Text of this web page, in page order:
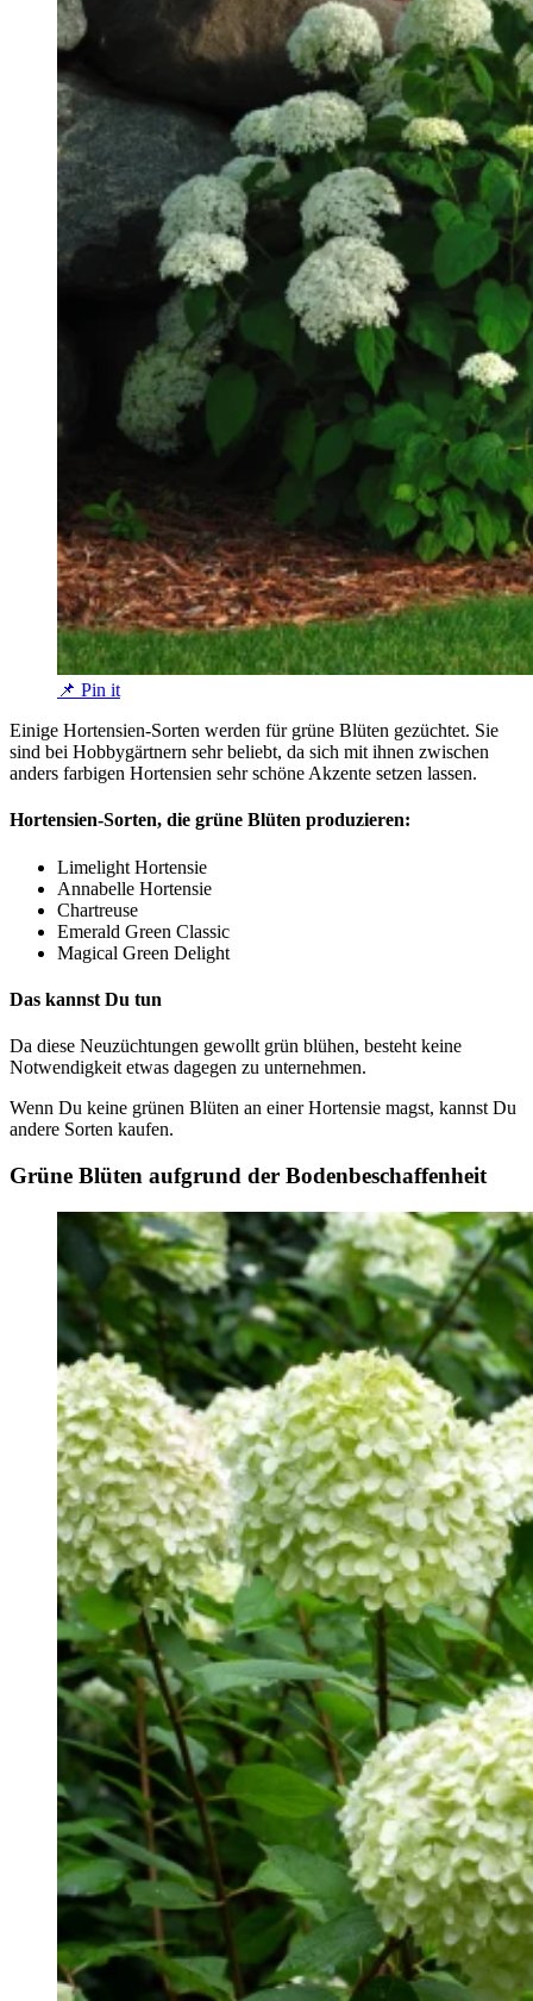
📌 Pin it
Einige Hortensien-Sorten werden für grüne Blüten gezüchtet. Sie
sind bei Hobbygärtnern sehr beliebt, da sich mit ihnen zwischen
anders farbigen Hortensien sehr schöne Akzente setzen lassen.
Hortensien-Sorten, die grüne Blüten produzieren:
Limelight Hortensie
Annabelle Hortensie
Chartreuse
Emerald Green Classic
Magical Green Delight
Das kannst Du tun
Da diese Neuzüchtungen gewollt grün blühen, besteht keine
Notwendigkeit etwas dagegen zu unternehmen.
Wenn Du keine grünen Blüten an einer Hortensie magst, kannst Du
andere Sorten kaufen.
Grüne Blüten aufgrund der Bodenbeschaffenheit